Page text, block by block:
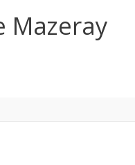
Mazeray